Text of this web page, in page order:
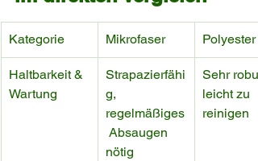
Kategorie Mikrofaser Polyester
Haltbarkeit &
Wartung
Strapazierfähi
g,
regelmäßiges
Absaugen
nötig
Sehr
leicht zu
reinigen